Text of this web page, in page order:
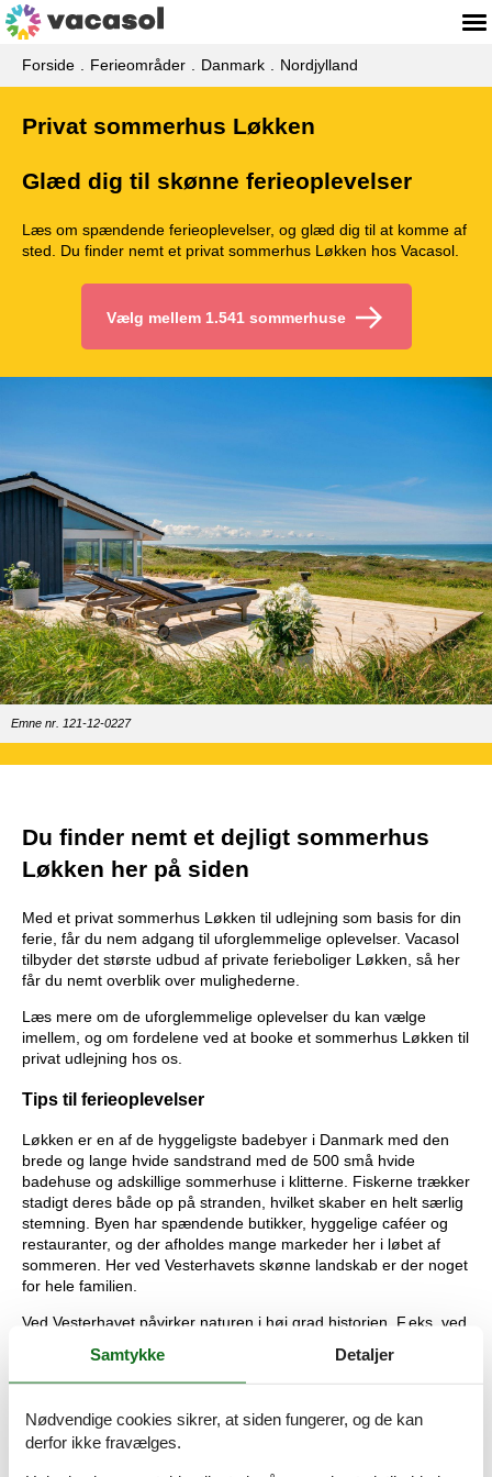
Forside Ferieområder Danmark Nordjylland
Privat sommerhus Løkken
Glæd dig til skønne ferieoplevelser
Læs om spændende ferieoplevelser, og glæd dig til at komme af
sted. Du finder nemt et privat sommerhus Løkken hos Vacasol.
Vælg mellem 1.541 sommerhuse
Emne nr. 121-12-0227
Du finder nemt et dejligt sommerhus
Løkken her på siden
Med et privat sommerhus Løkken til udlejning som basis for din
ferie, får du nem adgang til uforglemmelige oplevelser. Vacasol
tilbyder det største udbud af private ferieboliger Løkken, så her
får du nemt overblik over mulighederne.
Læs mere om de uforglemmelige oplevelser du kan vælge
imellem, og om fordelene ved at booke et sommerhus Løkken til
privat udlejning hos os.
Tips til ferieoplevelser
Løkken er en af de hyggeligste badebyer i Danmark med den
brede og lange hvide sandstrand med de 500 små hvide
badehuse og adskillige sommerhuse i klitterne. Fiskerne trækker
stadigt deres både op på stranden, hvilket skaber en helt særlig
stemning. Byen har spændende butikker, hyggelige caféer og
restauranter, og der afholdes mange markeder her i løbet af
sommeren. Her ved Vesterhavets skønne landskab er der noget
for hele familien.
Ved Vesterhavet påvirker naturen i høj grad historien. F.eks. ved
på fyret. For at forhindre fyret i at styrte i havet, satte man det i
2019 på hjul og trillede det 70 meter længere væk fra havet. I
spændende udstiller for både børn og voksne.
Samtykke Detaljer
Nødvendige cookies sikrer, at siden fungerer, og de kan
derfor ikke fravælges.